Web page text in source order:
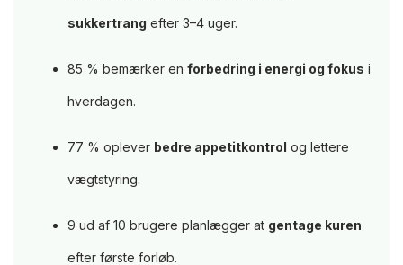
sukkertrang efter 3–4 uger.
85 % bemærker en forbedring i energi og fokus i
hverdagen.
77 % oplever bedre appetitkontrol og lettere
vægtstyring.
9 ud af 10 brugere planlægger at gentage kuren
efter første forløb.